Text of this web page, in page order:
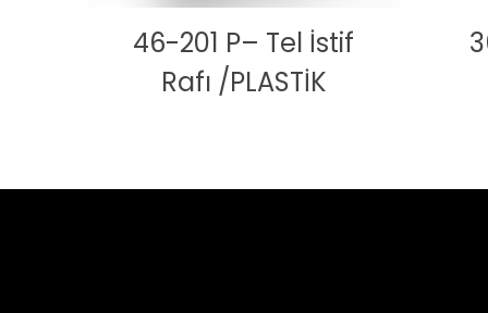
46-201 P– Tel İstif
Rafı /PLASTİK